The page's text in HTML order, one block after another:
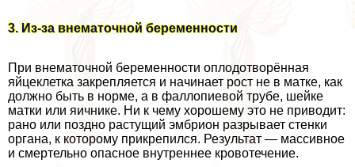
3. Из-за внематочной беременности
При внематочной беременности оплодотворённая
яйцеклетка закрепляется и начинает рост не в матке, как
должно быть в норме, а в фaллoпиевой трубе, шейке
матки или яичнике. Ни к чему хорошему это не приводит:
рано или поздно растущий эмбрион разрывает стенки
органа, к которому прикрепился. Результат — массивное
и cмepтельно опасное внутреннее кровотечение.